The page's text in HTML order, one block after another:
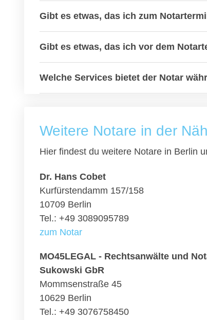
Gibt es etwas, das ich zum
Gibt es etwas, das ich vor dem
Welche Services bietet der Notar
Weitere Notare in der
Hier findest du weitere Notare in Berlin
Dr. Hans Cobet
Kurfürstendamm 157/158
10709 Berlin
Tel.: +49 3089095789
zum Notar
MO45LEGAL - Rechtsanwälte und
Sukowski GbR
Mommsenstraße 45
10629 Berlin
Tel.: +49 3076758450